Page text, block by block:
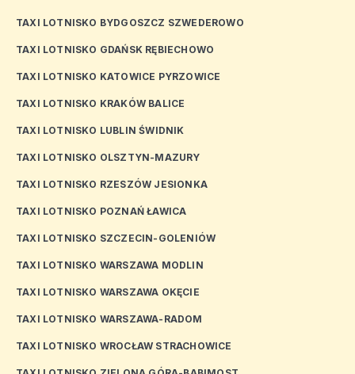
TAXI LOTNISKO BYDGOSZCZ SZWEDEROWO
TAXI LOTNISKO GDAŃSK RĘBIECHOWO
TAXI LOTNISKO KATOWICE PYRZOWICE
TAXI LOTNISKO KRAKÓW BALICE
TAXI LOTNISKO LUBLIN ŚWIDNIK
TAXI LOTNISKO OLSZTYN-MAZURY
TAXI LOTNISKO RZESZÓW JESIONKA
TAXI LOTNISKO POZNAŃ ŁAWICA
TAXI LOTNISKO SZCZECIN-GOLENIÓW
TAXI LOTNISKO WARSZAWA MODLIN
TAXI LOTNISKO WARSZAWA OKĘCIE
TAXI LOTNISKO WARSZAWA-RADOM
TAXI LOTNISKO WROCŁAW STRACHOWICE